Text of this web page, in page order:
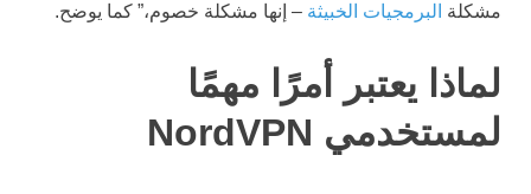
مشكلة البرمجيات الخبيثة – إنها مشكلة خصوم،” كما يوضح.
لماذا يعتبر أمرًا مهمًا
لمستخدمي NordVPN